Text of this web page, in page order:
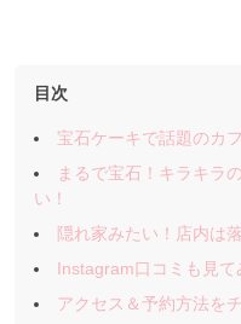
目次
宝石ケーキで話題のカ
まるで宝石！キラキラ
い！
隠れ家みたい！店内は
Instagram口コミも見て
アクセス＆予約方法を